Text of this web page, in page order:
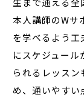
本人講師のWサ
を学べるよう工
にスケジュー
られるレッス
め、通いやすい